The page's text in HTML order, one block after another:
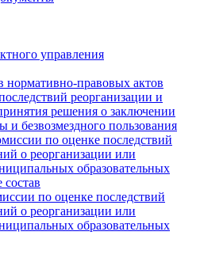
управления
нормативно-правовых актов
реорганизации и
решения о заключении
безвозмездного пользования
по оценке последствий
о реорганизации или
образовательных
по оценке последствий
о реорганизации или
образовательных